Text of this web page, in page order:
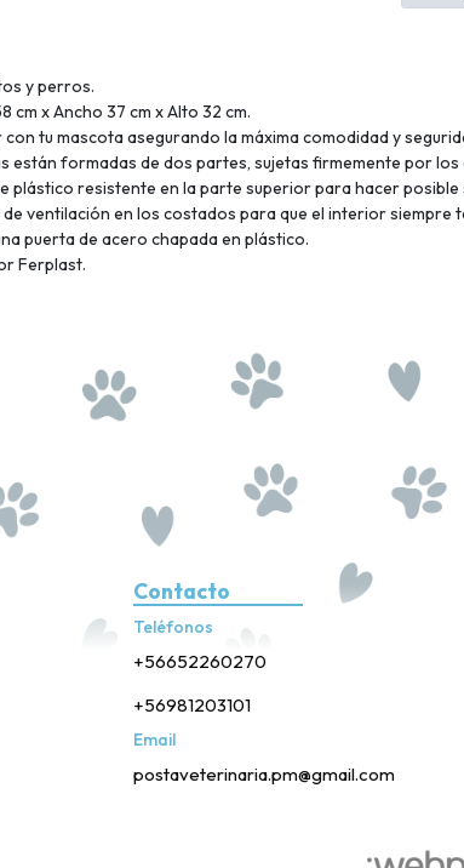
y perros.
cm x Ancho 37 cm x Alto 32 cm.
tu mascota asegurando la máxima comodidad y
están formadas de dos partes, sujetas firmemente por
plástico resistente en la parte superior para hacer
ventilación en los costados para que el interior siempre
puerta de acero chapada en plástico.
Ferplast.
Contacto
Teléfonos
+56652260270
+56981203101
Email
postaveterinaria.pm@gmail.com